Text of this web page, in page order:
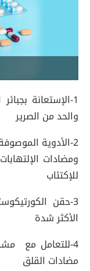
1-الإستعانة
والحد من الصرير
2-الأدوية
ومضادات
للإكتئاب
3-حقن
الأكثر شدة
4-للتعامل مع
مضادات القلق